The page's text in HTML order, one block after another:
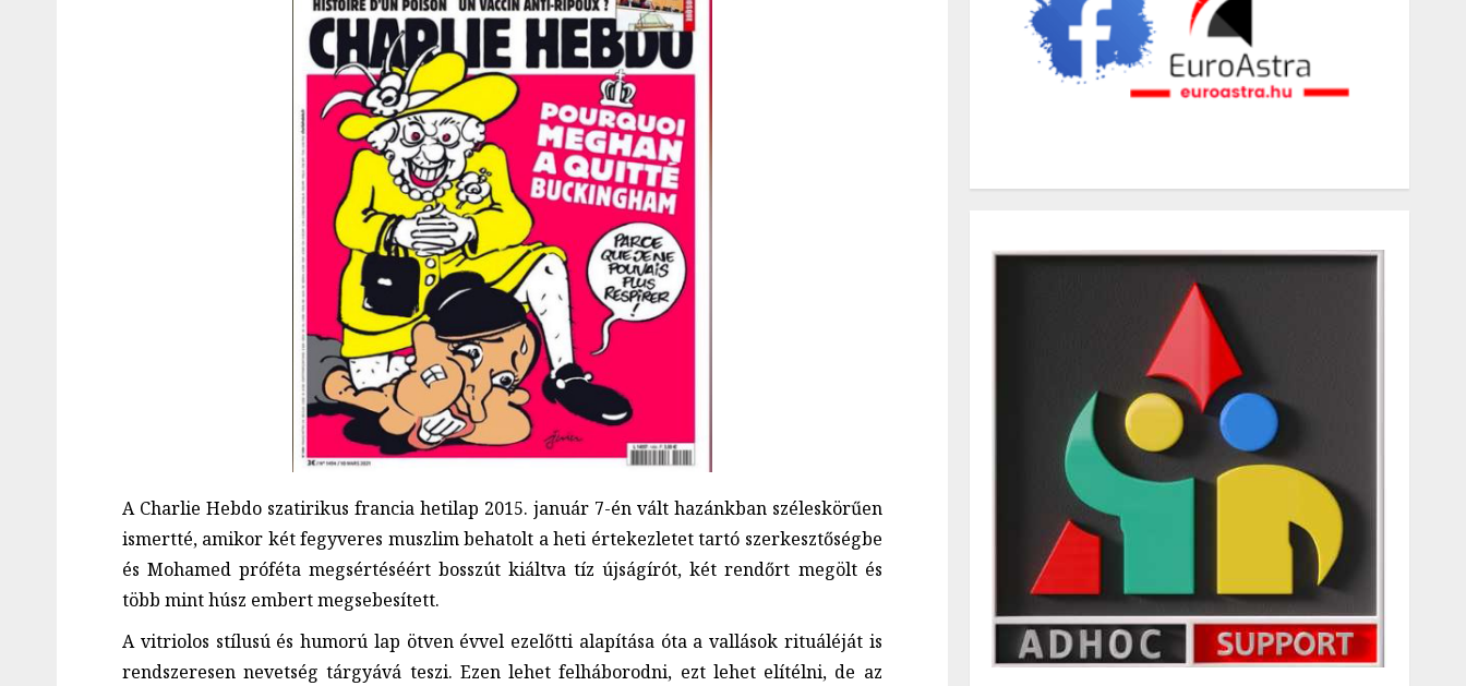
A Charlie Hebdo szatirikus francia hetilap 2015. január 7-én vált hazánkban széleskörűen
ismertté, amikor két fegyveres muszlim behatolt a heti értekezletet tartó szerkesztőségbe
és Mohamed próféta megsértéséért bosszút kiáltva tíz újságírót, két rendőrt megölt és
több mint húsz embert megsebesített.
A vitriolos stílusú és humorú lap ötven évvel ezelőtti alapítása óta a vallások rituáléját is
rendszeresen nevetség tárgyává teszi. Ezen lehet felháborodni, ezt lehet elítélni, de az